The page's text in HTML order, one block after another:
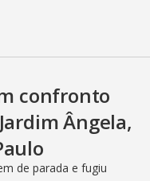
confronto
Ângela,
de parada e fugiu